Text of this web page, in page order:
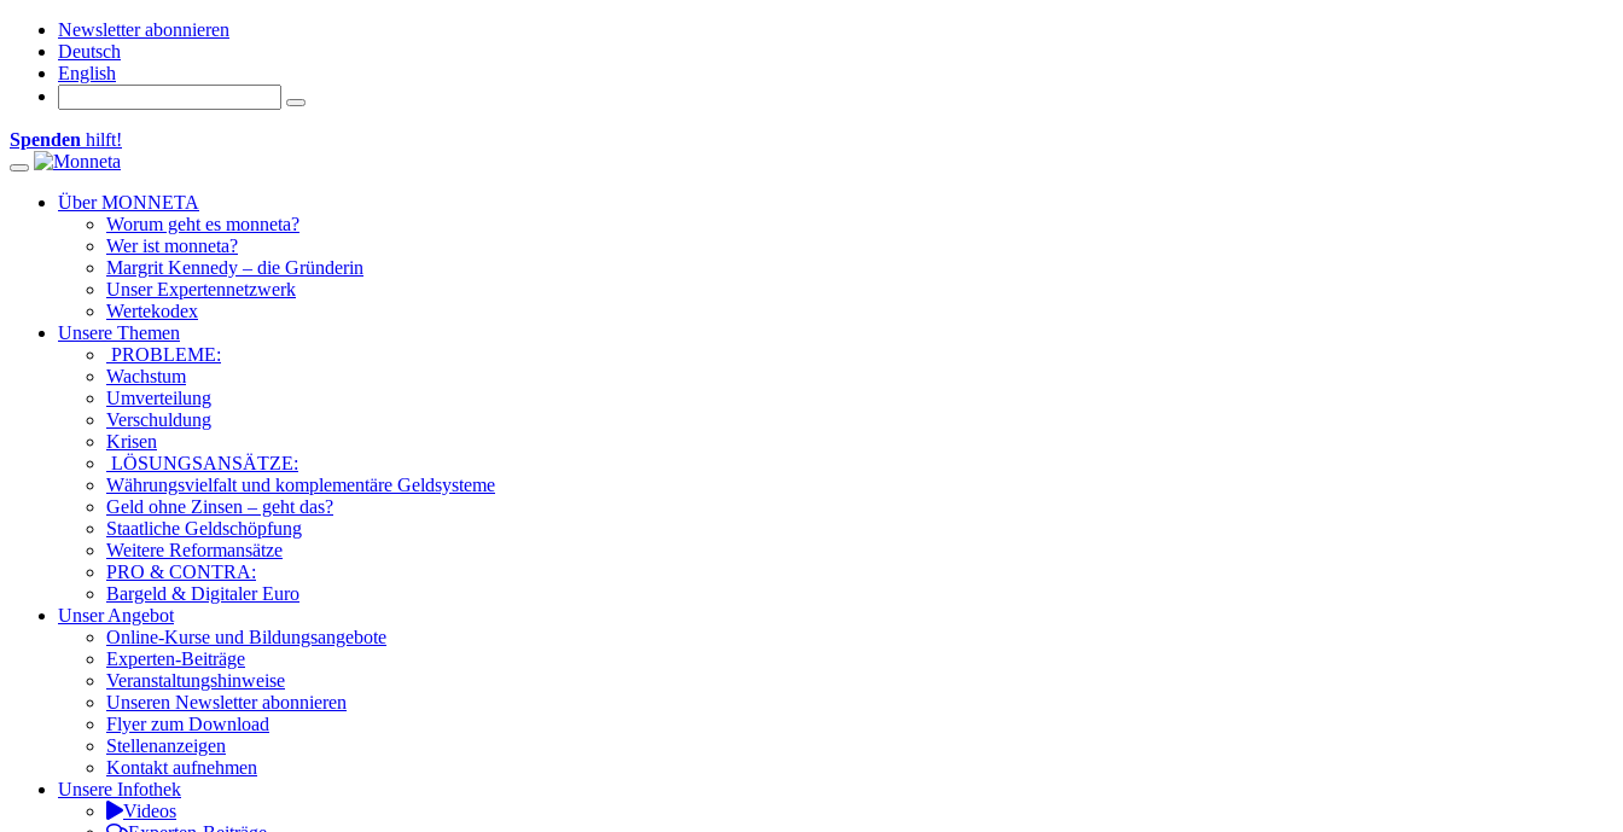
Newsletter abonnieren
Deutsch
English
Spenden hilft!
Toggle
navigationÜber MONNETA
Worum geht es monneta?
Wer ist monneta?
Margrit Kennedy – die Gründerin
Unser Expertennetzwerk
Wertekodex
Unsere Themen
PROBLEME:
Wachstum
Umverteilung
Verschuldung
Krisen
LÖSUNGSANSÄTZE:
Währungsvielfalt und komplementäre Geldsysteme
Geld ohne Zinsen – geht das?
Staatliche Geldschöpfung
Weitere Reformansätze
PRO & CONTRA:
Bargeld & Digitaler Euro
Unser Angebot
Online-Kurse und Bildungsangebote
Experten-Beiträge
Veranstaltungshinweise
Unseren Newsletter abonnieren
Flyer zum Download
Stellenanzeigen
Kontakt aufnehmen
Unsere Infothek
Videos